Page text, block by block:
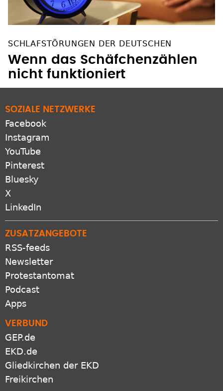
SCHLAFSTÖRUNGEN DER DEUTSCHEN
Wenn das Schäfchenzählen
SOZIALE NETZWERKE
Facebook
Instagram
YouTube
Pinterest
Bluesky
X
ZUSATZANGEBOTE
RSS-feeds
Newsletter
Protestantomat
Podcast
VERBUND
GEP.de
EKD.de
Gliedkirchen der EKD